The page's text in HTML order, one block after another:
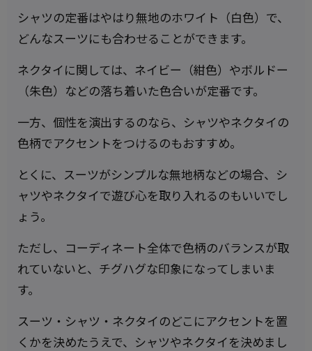
シャツの定番はやはり無地のホワイト（白色）で、
どんなスーツにも合わせることができます。
ネクタイに関しては、ネイビー（紺色）やボルドー
（朱色）などの落ち着いた色合いが定番です。
一方、個性を演出するのなら、シャツやネクタイの
色柄でアクセントをつけるのもおすすめ。
とくに、スーツがシンプルな無地柄などの場合、シ
ャツやネクタイで遊び心を取り入れるのもいいでし
ょう。
ただし、コーディネート全体で色柄のバランスが取
れていないと、チグハグな印象になってしまいま
す。
スーツ・シャツ・ネクタイのどこにアクセントを置
くかを決めたうえで、シャツやネクタイを決めまし